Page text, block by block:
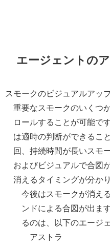
エージェントの
スモークのビジュアルアッ
重要なスモークのいくつ
ロールすることが可能で
は適時の判断ができるこ
回、持続時間が長いスモ
およびビジュアルで合図
消えるタイミングが分か
今後はスモークが消え
ンドによる合図が出ま
るのは、以下のエージ
アストラ